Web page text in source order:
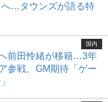
へ…タウンズが語る特
前田怜緒が移籍…3年
参戦、GM期待「ゲー
国内